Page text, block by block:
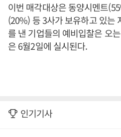
이번 매각대상은 동양시멘트
(20%) 등 3사가 보유하고 있는
를 낸 기업들의 예비입찰은 오
은 6월2일에 실시된다.
인기기사